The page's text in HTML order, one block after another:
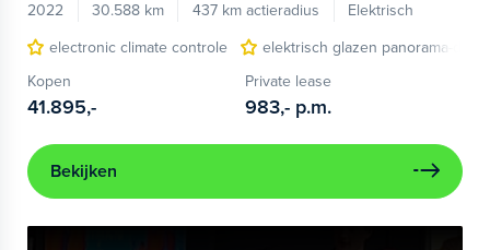
2022
30.588 km 437 km actieradius
Elektrisch
electronic climate controle
elektrisch glazen panorama-dak
Kopen
41.895,-
Private lease
983,- p.m.
Bekijken